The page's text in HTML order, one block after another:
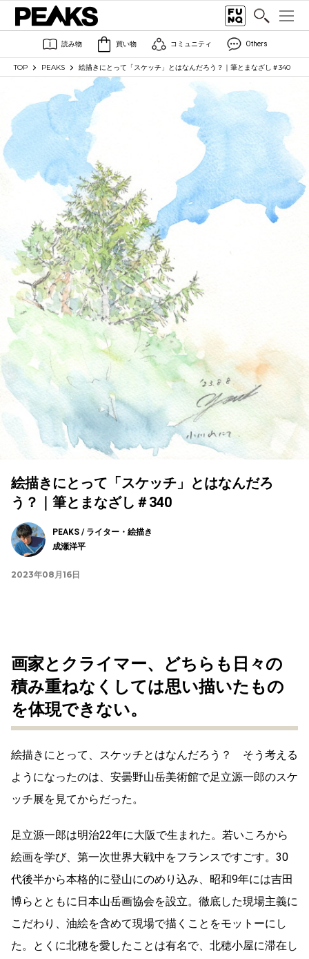
読み物 買い物 コミュニティ Others
TOP PEAKS 絵描きにとって「スケッチ」とはなんだろう？｜筆とまなざし＃340
絵描きにとって「スケッチ」とはなんだろ
う？｜筆とまなざし＃340
PEAKS / ライター・絵描き
成瀬洋平
2023年08月16日
画家とクライマー、どちらも日々の
積み重ねなくしては思い描いたもの
を体現できない。
絵描きにとって、スケッチとはなんだろう？ そう考える
ようになったのは、安曇野山岳美術館で足立源一郎のスケ
ッチ展を見てからだった。
足立源一郎は明治22年に大阪で生まれた。若いころから
絵画を学び、第一次世界大戦中をフランスですごす。30
代後半から本格的に登山にのめり込み、昭和9年には吉田
博らとともに日本山岳画協会を設立。徹底した現場主義に
こだわり、油絵を含めて現場で描くことをモットーにし
た。とくに北穂を愛したことは有名で、北穂小屋に滞在し